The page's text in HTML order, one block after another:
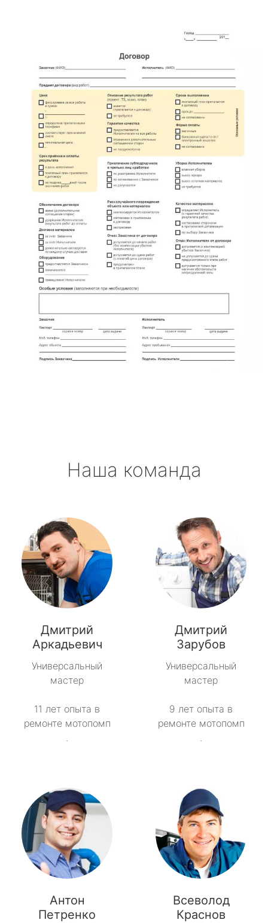
Наша команда
Дмитрий
Аркадьевич
Универсальный
мастер
11 лет опыта в
ремонте мотопомп
.
Дмитрий
Зарубов
Универсальный
мастер
9 лет опыта в
ремонте мотопомп
.
Антон
Петренко
Всеволод
Краснов